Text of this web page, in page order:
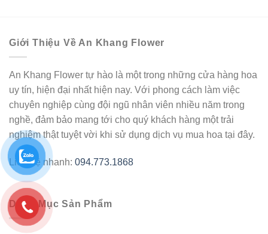
Giới Thiệu Về An Khang Flower
An Khang Flower tự hào là một trong những cửa hàng hoa
uy tín, hiện đại nhất hiện nay. Với phong cách làm việc
chuyên nghiệp cùng đội ngũ nhân viên nhiều năm trong
nghề, đảm bảo mang tới cho quý khách hàng một trải
nghiệm thật tuyệt vời khi sử dụng dịch vụ mua hoa tại đây.
Liên hệ nhanh: 094.773.1868
Danh Mục Sản Phẩm